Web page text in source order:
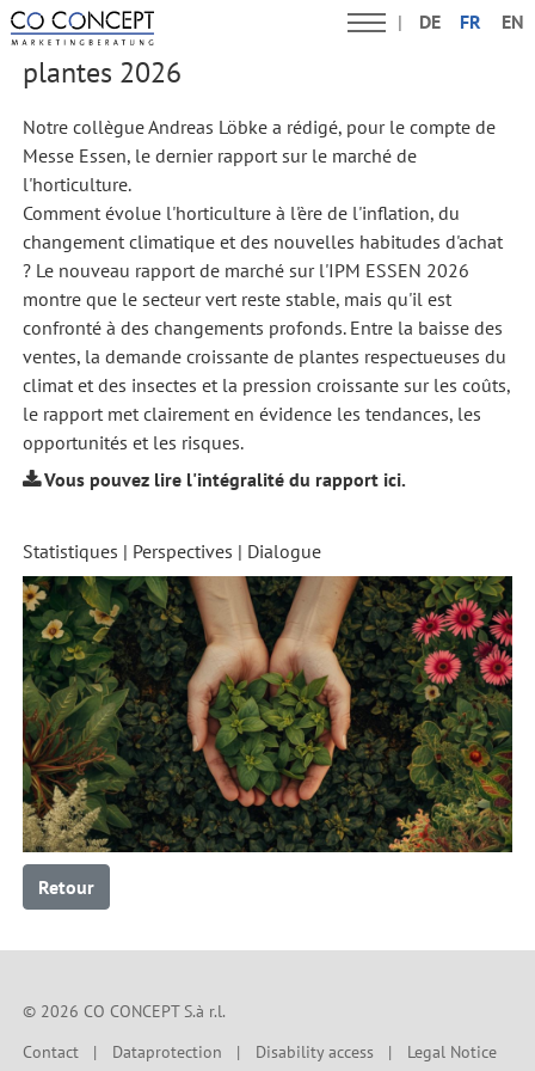
DE FR EN
Rapport sur le marché des fleurs et des
plantes 2026
Notre collègue Andreas Löbke a rédigé, pour le compte de
Messe Essen, le dernier rapport sur le marché de
l'horticulture.
Comment évolue l'horticulture à l'ère de l'inflation, du
changement climatique et des nouvelles habitudes d'achat
? Le nouveau rapport de marché sur l'IPM ESSEN 2026
montre que le secteur vert reste stable, mais qu'il est
confronté à des changements profonds. Entre la baisse des
ventes, la demande croissante de plantes respectueuses du
climat et des insectes et la pression croissante sur les coûts,
le rapport met clairement en évidence les tendances, les
opportunités et les risques.
Vous pouvez lire l'intégralité du rapport ici.
Statistiques | Perspectives | Dialogue
Retour
© 2026 CO CONCEPT S.à r.l.
Contact
Dataprotection Disability access Legal Notice